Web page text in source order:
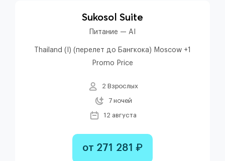
Sukosol Suite
Питание — AI
Thailand (I) (перелет до Бангкока) Moscow +1
Promo Price
2 Взрослых
7 ночей
12 августа
от 271 281 ₽